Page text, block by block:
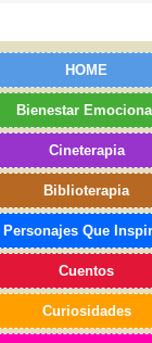
HOME
Bienestar Emocional
Cineterapia
Biblioterapia
Personajes Que
Cuentos
Curiosidades